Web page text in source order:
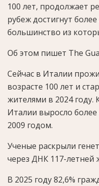
100 лет, продолжает
рубеж достигнут
большинство из
Об этом пишет The
Сейчас в Италии
возрасте 100 лет и
жителями в 2024 году.
Италии выросло
2009 годом.
Ученые раскрыли
через ДНК 117-
В 2025 году 82,6%